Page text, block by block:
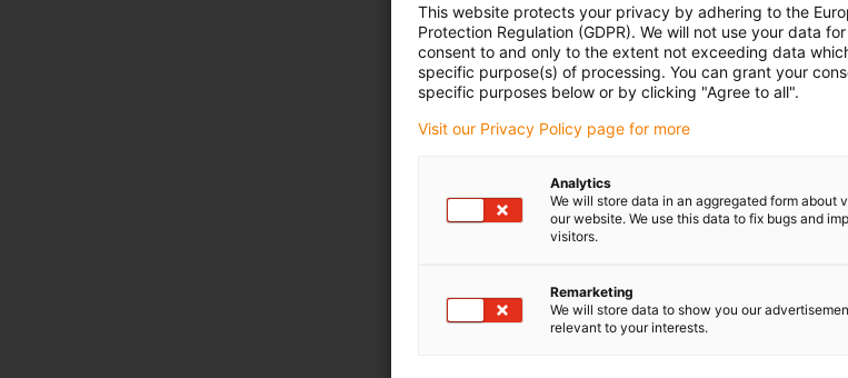
This website protects your privacy by adhering to the
Protection Regulation (GDPR). We will not use your data
consent to and only to the extent not exceeding data
specific purpose(s) of processing. You can grant your
specific purposes below or by clicking "Agree to all".
Visit our Privacy Policy page for more
Analytics
We will store data in an aggregated form about
our website. We use this data to fix bugs and
visitors.
Remarketing
We will store data to show you our
relevant to your interests.